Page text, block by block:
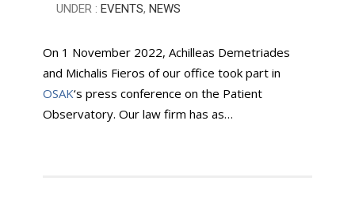
UNDER : EVENTS, NEWS
On 1 November 2022, Achilleas Demetriades
and Michalis Fieros of our office took part in
OSAK‘s press conference on the Patient
Observatory. Our law firm has as…